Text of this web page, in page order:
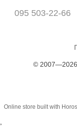
095 503-22-66
© 2007—2026
Online store built with